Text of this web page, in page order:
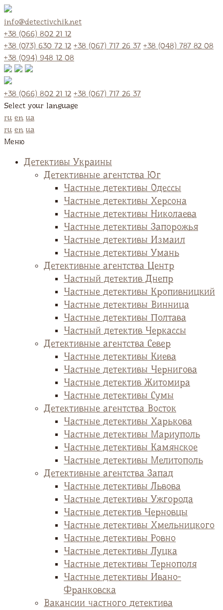
info@detectivchik.net
+38 (066) 802 21 12
+38 (073) 630 72 12 +38 (067) 717 26 37 +38 (048) 787 82 08
+38 (094) 948 12 08
+38 (066) 802 21 12 +38 (067) 717 26 37
Select your language
ru en ua
ru en ua
Меню
Детективы Украины
Детективные агентства Юг
Частные детективы Одессы
Частные детективы Херсона
Частные детективы Николаева
Частные детективы Запорожья
Частные детективы Измаил
Частные детективы Умань
Детективные агентства Центр
Частный детектив Днепр
Частные детективы Кропивницкий
Частные детективы Винница
Частные детективы Полтава
Частный детектив Черкассы
Детективные агентства Север
Частные детективы Киева
Частные детективы Чернигова
Частные детектив Житомира
Частные детективы Сумы
Детективные агентства Восток
Частные детективы Харькова
Частные детективы Мариуполь
Частные детективы Камянское
Частные детективы Мелитополь
Детективные агентства Запад
Частные детективы Львова
Частные детективы Ужгорода
Частные детектив Черновцы
Частные детективы Хмельницкого
Частные детективы Ровно
Частные детективы Луцка
Частные детективы Тернополя
Частные детективы Ивано-
Франковска
Вакансии частного детектива